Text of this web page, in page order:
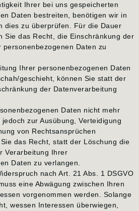
Ihrer bei uns gespeicherten
Daten bestreiten, benötigen wir in
dies zu überprüfen. Für die Dauer
Sie das Recht, die Einschränkung der
Daten zu
Ihrer personenbezogenen Daten
geschieht, können Sie statt der
der Datenverarbeitung
Daten nicht mehr
zur Ausübung, Verteidigung
von Rechtsansprüchen
das Recht, statt der Löschung die
Verarbeitung Ihrer
Daten zu verlangen.
nach Art. 21 Abs. 1 DSGVO
eine Abwägung zwischen Ihren
vorgenommen werden. Solange
wessen Interessen überwiegen,